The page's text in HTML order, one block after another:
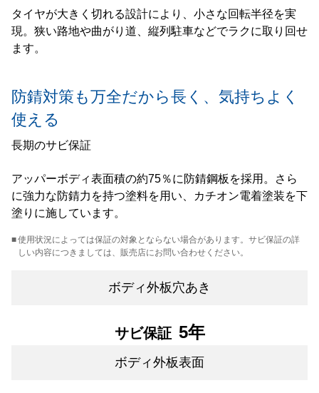
タイヤが大きく切れる設計により、小さな回転半径を実
現。狭い路地や曲がり道、縦列駐車などでラクに取り回せ
ます。
防錆対策も万全だから長く、気持ちよく
使える
長期のサビ保証
アッパーボディ表面積の約75％に防錆鋼板を採用。さら
に強力な防錆力を持つ塗料を用い、カチオン電着塗装を下
塗りに施しています。
■使用状況によっては保証の対象とならない場合があります。サビ保証の詳
しい内容につきましては、販売店にお問い合わせください。
ボディ外板穴あき
サビ保証 5年
ボディ外板表面